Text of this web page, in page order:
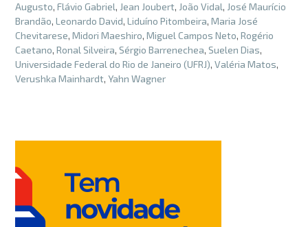
Augusto, Flávio Gabriel, Jean Joubert, João Vidal, José Maurício
Brandão, Leonardo David, Liduíno Pitombeira, Maria José
Chevitarese, Midori Maeshiro, Miguel Campos Neto, Rogério
Caetano, Ronal Silveira, Sérgio Barrenechea, Suelen Dias,
Universidade Federal do Rio de Janeiro (UFRJ), Valéria Matos,
Verushka Mainhardt, Yahn Wagner